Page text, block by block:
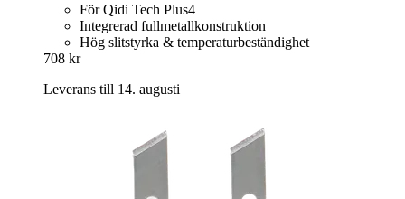
För Qidi Tech Plus4
Integrerad fullmetallkonstruktion
Hög slitstyrka & temperaturbeständighet
708 kr
Leverans till 14. augusti